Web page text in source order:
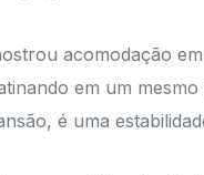
acomodação
em um
é uma